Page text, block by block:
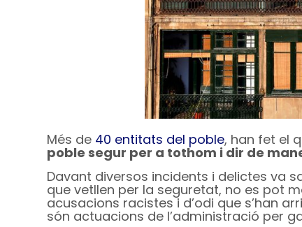
Més de 40 entitats del poble, han fet el
poble segur per a tothom i dir de
Davant diversos incidents i delictes va
que vetllen per la seguretat, no es pot
acusacions racistes i d’odi que s’han
són actuacions de l’administració per